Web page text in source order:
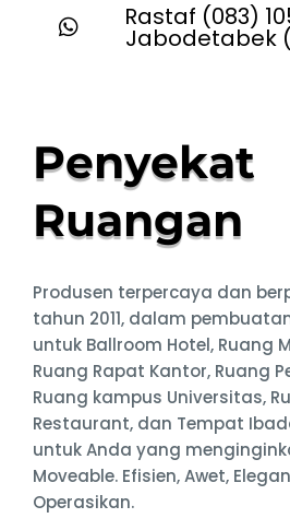
Rastaf (083)
Jabodetabek
Penyekat
Ruangan
Produsen terpercaya dan
tahun 2011, dalam
untuk Ballroom Hotel, Ruang
Ruang Rapat Kantor, Ruang
Ruang kampus Universitas,
Restaurant, dan Tempat
untuk Anda yang
Moveable. Efisien, Awet,
Operasikan.